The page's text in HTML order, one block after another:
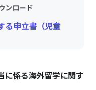
ンロード
る申立書（児童
係る海外留学に関す